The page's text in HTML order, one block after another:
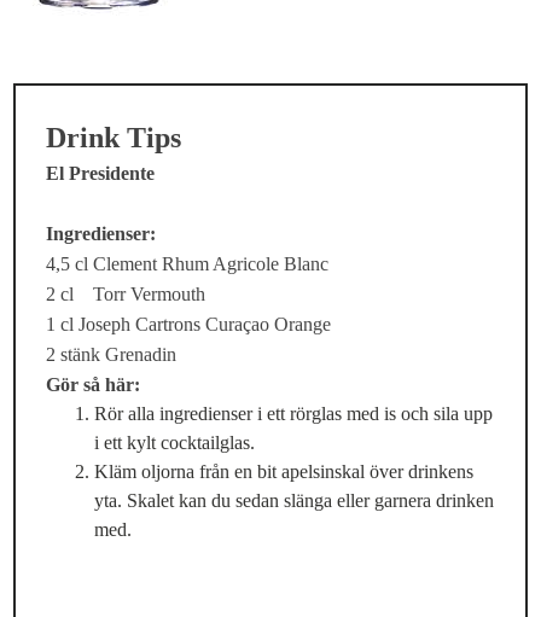
Drink Tips
El Presidente
Ingredienser:
4,5 cl Clement Rhum Agricole Blanc
2 cl Torr Vermouth
1 cl Joseph Cartrons Curaçao Orange
2 stänk Grenadin
Gör så här:
Rör alla ingredienser i ett rörglas med is och sila upp
i ett kylt cocktailglas.
Kläm oljorna från en bit apelsinskal över drinkens
yta. Skalet kan du sedan slänga eller garnera drinken
med.